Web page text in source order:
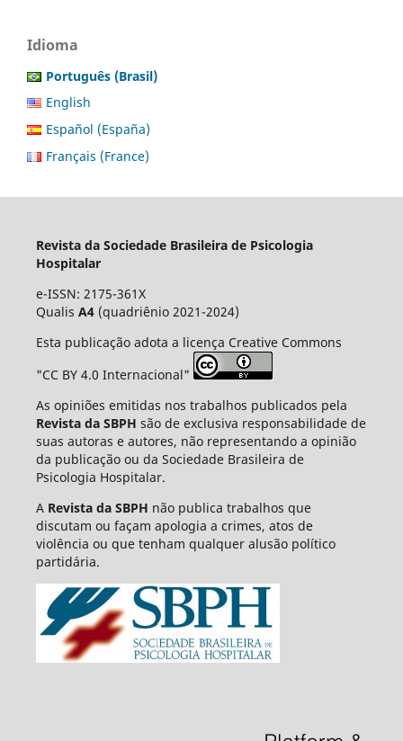
Idioma
Português (Brasil)
English
Español (España)
Français (France)
Revista da Sociedade Brasileira de Psicologia
Hospitalar
e-ISSN: 2175-361X
Qualis A4(quadriênio 2021-2024)
Esta publicação adota a licença Creative Commons
"CC BY 4.0 Internacional"
As opiniões emitidas nos trabalhos publicados pela
Revista da SBPH são de exclusiva responsabilidade de
suas autoras e autores, não representando a opinião
da publicação ou da Sociedade Brasileira de
Psicologia Hospitalar.
A Revista da SBPH não publica trabalhos que
discutam ou façam apologia a crimes, atos de
violência ou que tenham qualquer alusão político
partidária.